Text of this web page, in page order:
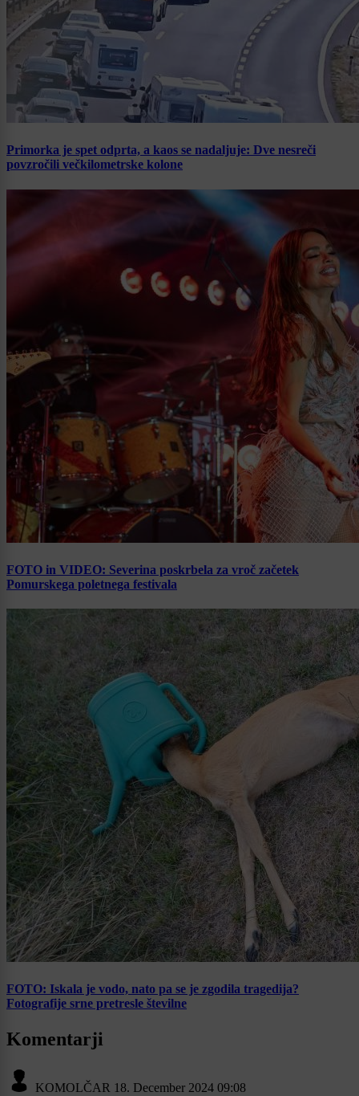
Primorka je spet odprta, a kaos se nadaljuje: Dve nesreči
povzročili večkilometrske kolone
FOTO in VIDEO: Severina poskrbela za vroč začetek
Pomurskega poletnega festivala
FOTO: Iskala je vodo, nato pa se je zgodila tragedija?
Fotografije srne pretresle številne
Komentarji
KOMOLČAR 18. December 2024 09:08